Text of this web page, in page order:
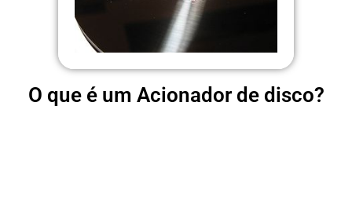
O que é um Acionador de disco?